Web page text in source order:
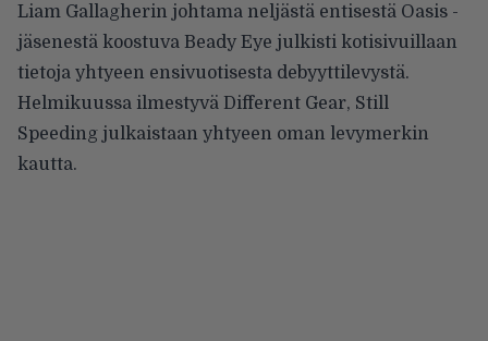
Liam Gallagherin johtama neljästä entisestä Oasis -
jäsenestä koostuva Beady Eye julkisti kotisivuillaan
tietoja yhtyeen ensivuotisesta debyyttilevystä.
Helmikuussa ilmestyvä Different Gear, Still
Speeding julkaistaan yhtyeen oman levymerkin
kautta.